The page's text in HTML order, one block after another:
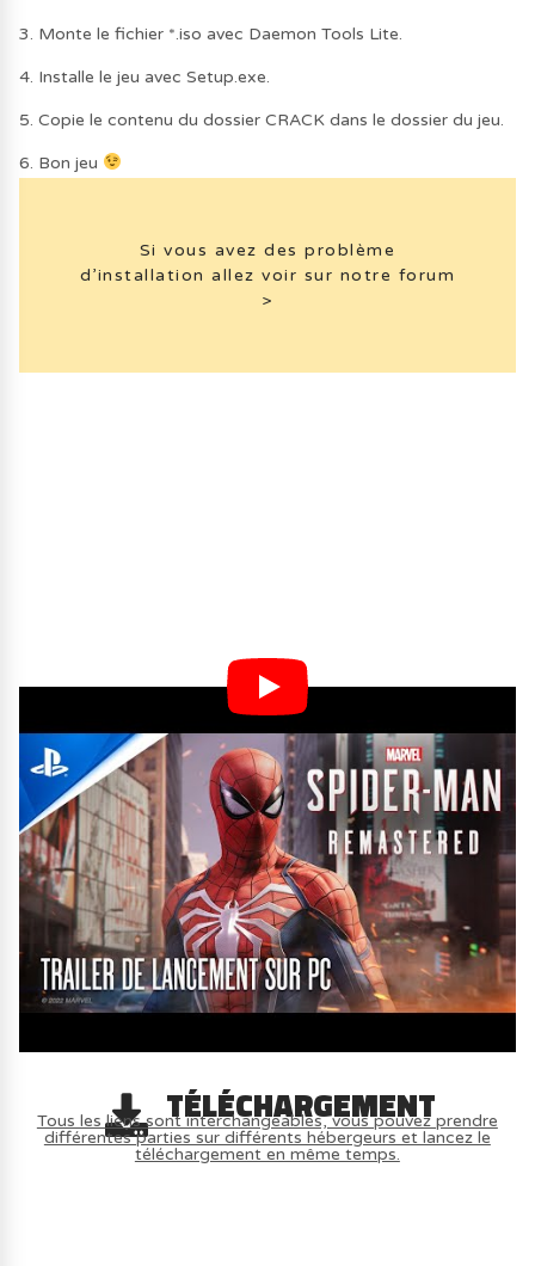
3. Monte le fichier *.iso avec Daemon Tools Lite.
4. Installe le jeu avec Setup.exe.
5. Copie le contenu du dossier CRACK dans le dossier du jeu.
6. Bon jeu
Si vous avez des problème
d’installation allez voir sur notre forum
>
TÉLÉCHARGEMENT
Tous les liens sont interchangeables, vous pouvez prendre
différentes parties sur différents hébergeurs et lancez le
téléchargement en même temps.